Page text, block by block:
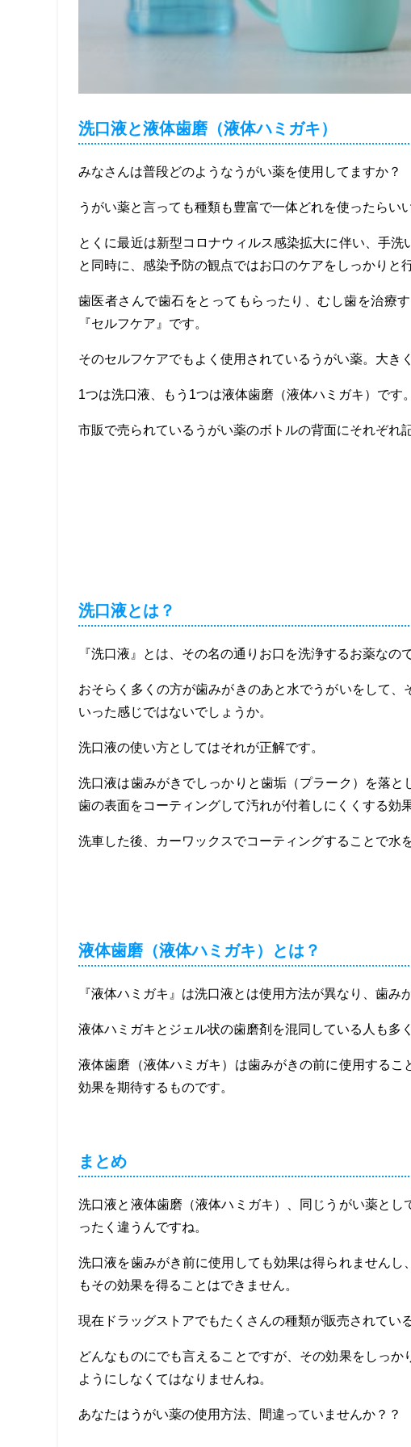
洗口液と液体歯磨（液体ハミガキ）
みなさんは普段どのようなうがい薬を使用してますか？
うがい薬と言っても種類も豊富で一体どれを使ったらい
とくに最近は新型コロナウィルス感染拡大に伴い、手
と同時に、感染予防の観点ではお口のケアをしっかりと
歯医者さんで歯石をとってもらったり、むし歯を治療
『セルフケア』です。
そのセルフケアでもよく使用されているうがい薬。大き
1つは洗口液、もう1つは液体歯磨（液体ハミガキ）です。
市販で売られているうがい薬のボトルの背面にそれぞれ
洗口液とは？
『洗口液』とは、その名の通りお口を洗浄するお薬なの
おそらく多くの方が歯みがきのあと水でうがいをして
いった感じではないでしょうか。
洗口液の使い方としてはそれが正解です。
洗口液は歯みがきでしっかりと歯垢（プラーク）を落と
歯の表面をコーティングして汚れが付着しにくくする効
洗車した後、カーワックスでコーティングすることで水
液体歯磨（液体ハミガキ）とは？
『液体ハミガキ』は洗口液とは使用方法が異なり、歯み
液体ハミガキとジェル状の歯磨剤を混同している人も多
液体歯磨（液体ハミガキ）は歯みがきの前に使用する
効果を期待するものです。
まとめ
洗口液と液体歯磨（液体ハミガキ）、同じうがい薬と
ったく違うんですね。
洗口液を歯みがき前に使用しても効果は得られません
もその効果を得ることはできません。
現在ドラッグストアでもたくさんの種類が販売されてい
どんなものにでも言えることですが、その効果をしっ
ようにしなくてはなりませんね。
あなたはうがい薬の使用方法、間違っていませんか？？